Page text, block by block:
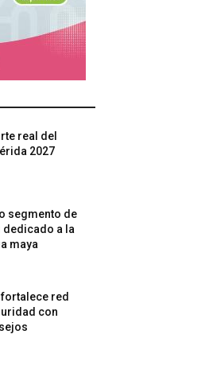
real del
2027
segmento de
a la
maya
red
con